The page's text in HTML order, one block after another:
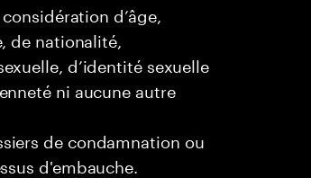
d’âge,
de nationalité,
d’identité sexuelle
ni aucune autre
de condamnation ou
d'embauche.